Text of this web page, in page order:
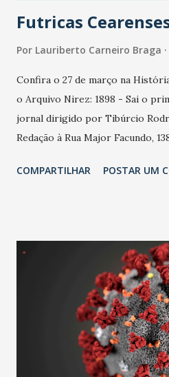
Futricas
Por Lauriberto Carneiro Braga
Confira o 27 de março na
o Arquivo Nirez: 1898 - Sai o
jornal dirigido por Tibúrcio
Redação à Rua Major Facundo,
Batalhão de Caçadores,
humorístico de propaganda da
sob direção de Raimundo de
ocorre, na Casa Avenida de
dinheiro e jóias de um
São inauguradas duas bombas
Company Of Brazil, ficando uma
Facundo com Rua Pará e outra
COMPARTILHAR POSTAR UM